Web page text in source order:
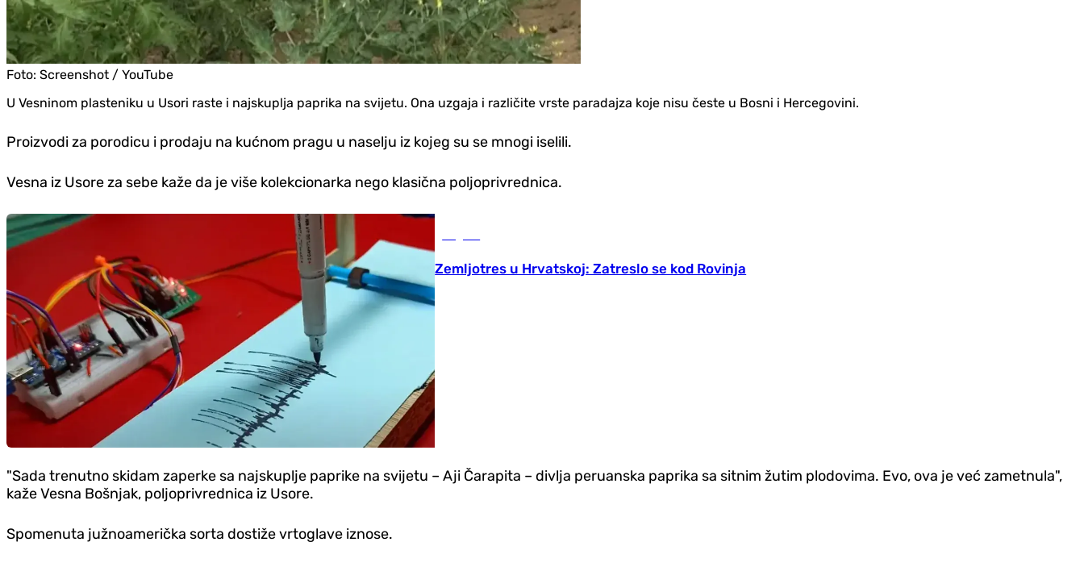
Foto: Screenshot / YouTube
U Vesninom plasteniku u Usori raste i najskuplja paprika na svijetu. Ona uzgaja i različite vrste paradajza koje nisu česte u Bosni i Hercegovini.
Proizvodi za porodicu i prodaju na kućnom pragu u naselju iz kojeg su se mnogi iselili.
Vesna iz Usore za sebe kaže da je više kolekcionarka nego klasična poljoprivrednica.
Zemljotres u Hrvatskoj: Zatreslo se kod Rovinja
"Sada trenutno skidam zaperke sa najskuplje paprike na svijetu – Aji Čarapita – divlja peruanska paprika sa sitnim žutim plodovima. Evo, ova je već zametnula",
kaže Vesna Bošnjak, poljoprivrednica iz Usore.
Spomenuta južnoamerička sorta dostiže vrtoglave iznose.